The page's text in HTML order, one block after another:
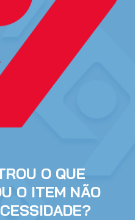
O QUE
O ITEM NÃO